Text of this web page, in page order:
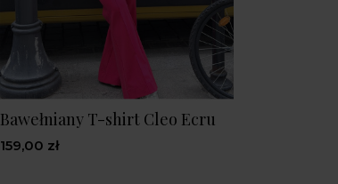
Bawełniany T-shirt Cleo Ecru
159,00 zł